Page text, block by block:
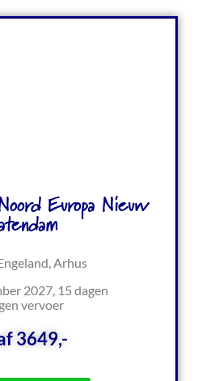
Europa Nieuw
Arhus
2027, 15 dagen
vervoer
3649,-